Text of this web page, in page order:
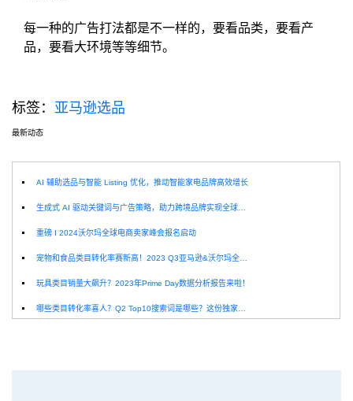
每一种的广告打法都是不一样的，要看品类，要看产
品，要看大环境等等细节。
标签： 亚马逊选品
最新动态
AI 辅助选品与智能 Listing 优化，推动智能家电品牌高效增长
生成式 AI 驱动关键词与广告策略，助力跨境品牌实现全球增长突破
重磅 I 2024沃尔玛全球电商卖家峰会报名启动
宠物和食品类目转化率赛新高！2023 Q3亚马逊&沃尔玛全球电商CPC数据发布！
玩具类目销量大飙升？2023年Prime Day数据分析报告来啦！
哪些类目转化率喜人？Q2 Top10搜索词是哪些？这份独家报告来解答！